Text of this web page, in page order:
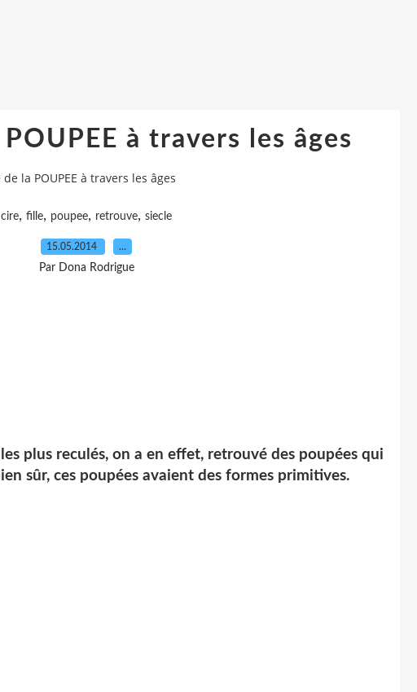
à travers les âges
la POUPEE à travers les âges
cire, fille, poupee, retrouve, siecle
15.05.2014 …
Par Dona Rodrigue
plus reculés, on a en effet, retrouvé des poupées qui
sûr, ces poupées avaient des formes primitives.